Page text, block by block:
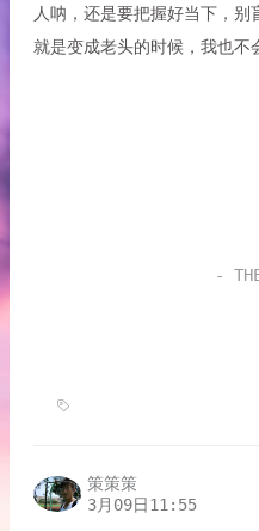
人呐，还是要把握好当下，别
就是变成老头的时候，我也不
-
策策策
3月09日11:55